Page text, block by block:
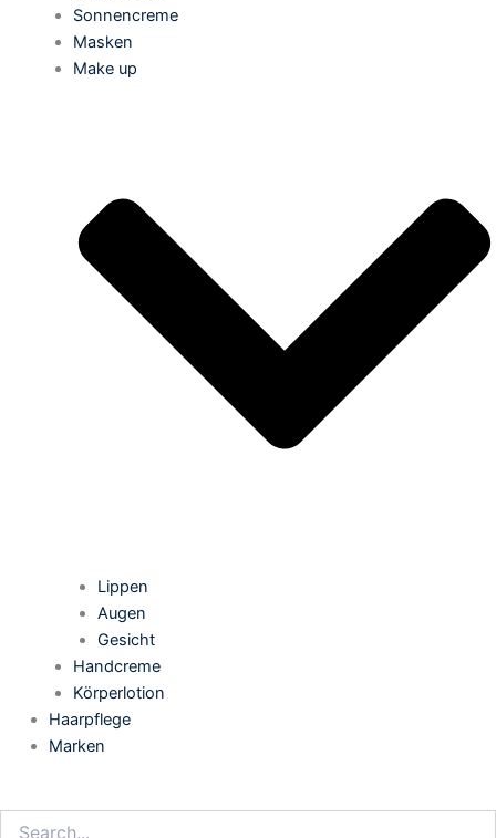
Sonnencreme
Masken
Make up
Lippen
Augen
Gesicht
Handcreme
Körperlotion
Haarpflege
Marken